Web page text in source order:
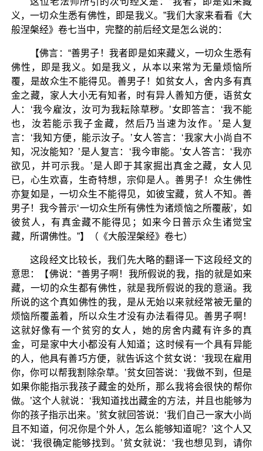
义，一切众生悉有佛性，即是我义。”我们大家来看看《大
般涅槃经》卷七当中，完整的前后经文是怎么说的：
【佛言：“善男子！我者即是如来藏义，一切众生悉有
佛性，即是我义。如是我义，从本以来常为无量烦恼所
覆，是故众生不能得见。善男子！如贫女人，舍内多有真
金之藏，家人大小无有知者，时有异人善知方便，语贫女
人：‘我今雇汝，汝可为我耘除草秽。’女即答言：‘我不能
也，汝若能示我子金藏，然后乃当速为汝作。’是人复
言：‘我知方便，能示汝子。’女人答言：‘我家大小尚自不
知，况汝能知？’是人复言：‘我今审能。’女人答言：‘我亦
欲见，并可示我。’是人即于其家掘出真金之藏，女人见
已，心生欢喜，生奇特想，宗仰是人。善男子！众生佛性
亦复如是，一切众生不能得见，如彼宝藏，贫人不知。善
男子！我今普示‘一切众生所有佛性为诸烦恼之所覆蔽’，如
彼贫人，有真金藏不能得见；如来今日普示众生诸觉宝
藏，所谓佛性。”】（《大般涅槃经》卷七）
这段经文比较长，我们先大略的翻译一下这段经文的
意思：【佛说：“善男子啊！我所假说的我，指的就是如来
藏，一切的众生都有佛性，就是我所假说的我的意涵。我
所说的这个真如佛性的我，是从无始以来就经常被无量的
烦恼所覆盖着，所以众生才没有办法看得见。善男子啊！
这就好像有一个贫穷的女人，她的房舍内藏有许多的真
金，可是家中大小都没有人知道；这时候有一个具有异能
的人，他具有善巧方便，就告诉这个贫女说：‘我现在雇用
你，你可以帮我割除杂草。’贫女回答说：‘我做不到，但是
如果你能指示我孩子藏金的处所，那么我将会很快的帮你
做。’这个人就说：‘我知道找出藏金的方法，并且也能够为
你的孩子指示出来。’贫女就回答说：‘我们自己一家大小尚
且不知道，何况你是个外人，怎么能够知道呢？’这个人又
说：‘我很确定能够找到。’贫女就说：‘我也想见到，请你